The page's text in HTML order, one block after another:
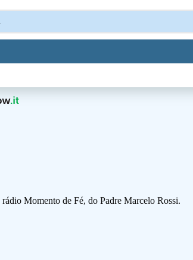
Momento de Fé, do Padre Marcelo Rossi.